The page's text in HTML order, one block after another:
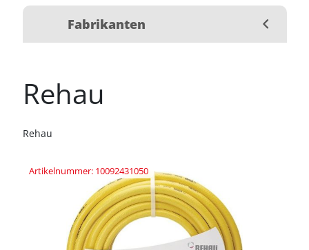
Fabrikanten
Rehau
Rehau
Artikelnummer: 10092431050